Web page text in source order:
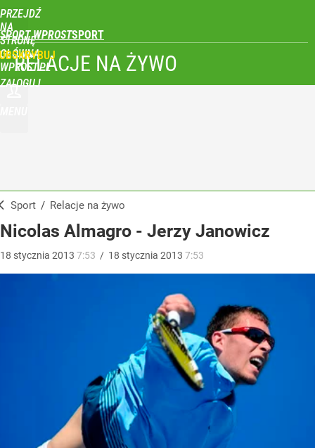
PRZEJDŹ
NA
STRONĘ
GŁÓWNĄ
WPROST.PL
SPORT WPROST
ZALOGUJ
RELACJE NA ŻYWO
Sport / Relacje na żywo
Nicolas Almagro - Jerzy Janowicz
18 stycznia 2013 7:53 / 18 stycznia 2013 7:53